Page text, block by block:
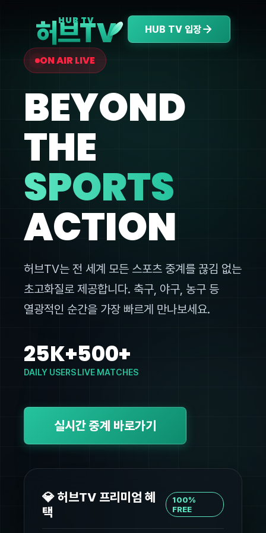
HUB TV
허브TV HUB TV 입장
ON AIR LIVE
BEYOND
THE
SPORTS
ACTION
허브TV는 전 세계 모든 스포츠 중계를 끊김 없는
초고화질로 제공합니다. 축구, 야구, 농구 등
열광적인 순간을 가장 빠르게 만나보세요.
25K+
DAILY USERS
500+
LIVE MATCHES
실시간 중계 바로가기
💎 허브TV 프리미엄 혜
택
100%
FREE